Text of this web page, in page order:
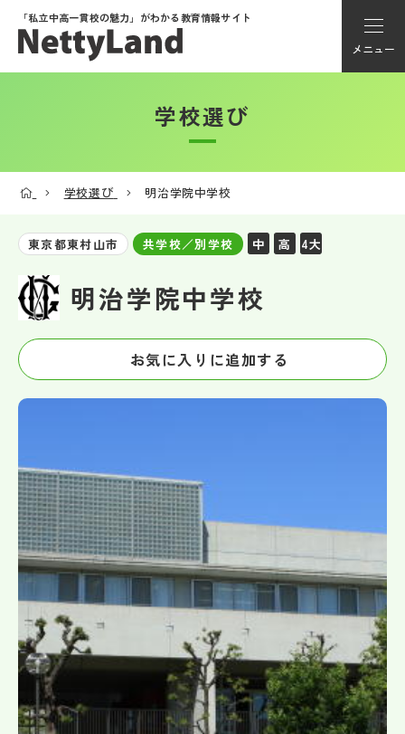
「私立中高一貫校の魅力」がわかる教育情報サイト
メニュー
アカウント登録
学校動画
私学探検隊
説明会・イベント情報
よみもの
学校からのお知らせ
学校HP最新情報
特集
学校選び
学校選び 明治学院中学校
東京都東村山市 共学校／別学校 中 高 4大
明治学院中学校
お気に入りに追加する